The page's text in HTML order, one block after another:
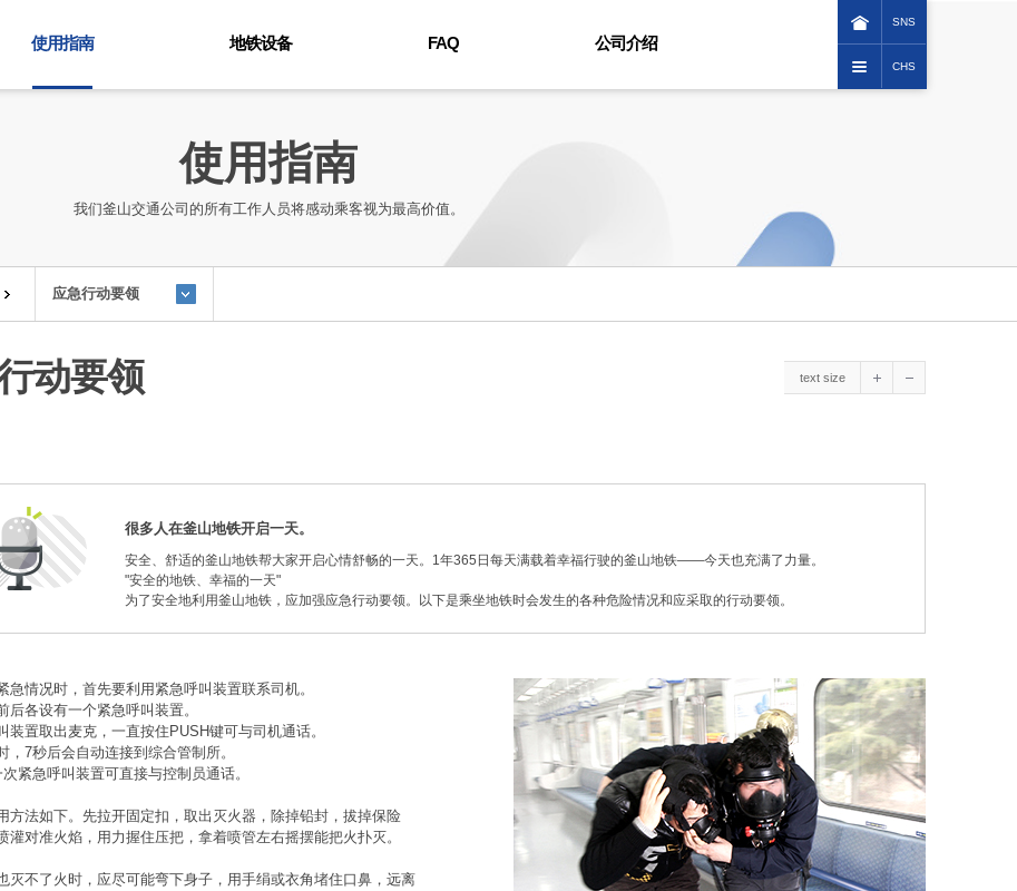
使用指南
费用信息
便利设施
釜山金海轻轨
地铁设备
环境
设备
FAQ 公司介绍
伦理经营
SNS
CHS
使用指南
我们釜山交通公司的所有工作人员将感动乘客视为最高价值。
应急行动要领
text size
动要领
很多人在釜山地铁开启一天。
安全、舒适的釜山地铁帮大家开启心情舒畅的一天。1年365日每天满载着幸福行驶的釜山地铁——今天也充满了力量。
"安全的地铁、幸福的一天"
为了安全地利用釜山地铁，应加强应急行动要领。以下是乘坐地铁时会发生的各种危险情况和应采取的行动要领。
急情况时，首先要利用紧急呼叫装置联系司机。
后各设有一个紧急呼叫装置。
装置取出麦克，一直按住PUSH键可与司机通话。
，7秒后会自动连接到综合管制所。
紧急呼叫装置可直接与控制员通话。
方法如下。先拉开固定扣，取出灭火器，除掉铅封，拔掉保险
灌对准火焰，用力握住压把，拿着喷管左右摇摆能把火扑灭。
灭不了火时，应尽可能弯下身子，用手绢或衣角堵住口鼻，远离